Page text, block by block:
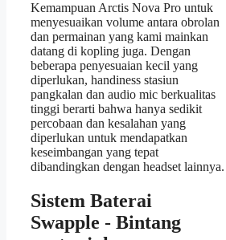
Kemampuan Arctis Nova Pro untuk
menyesuaikan volume antara obrolan
dan permainan yang kami mainkan
datang di kopling juga. Dengan
beberapa penyesuaian kecil yang
diperlukan, handiness stasiun
pangkalan dan audio mic berkualitas
tinggi berarti bahwa hanya sedikit
percobaan dan kesalahan yang
diperlukan untuk mendapatkan
keseimbangan yang tepat
dibandingkan dengan headset lainnya.
Sistem Baterai
Swapple - Bintang